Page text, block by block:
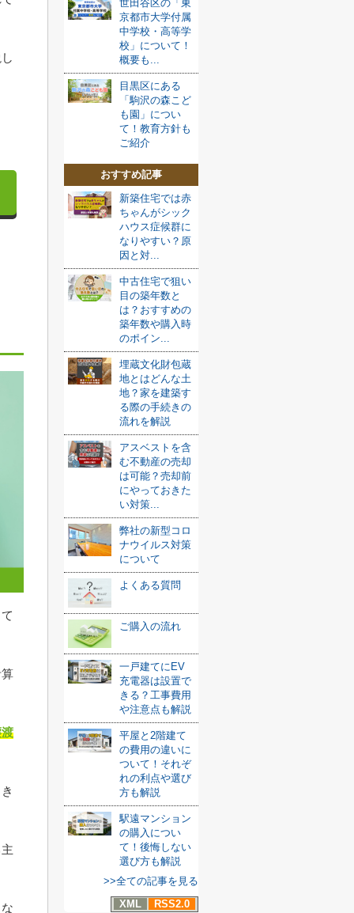
世田谷区の「東
京都市大学付属
中学校・高等学
校」について！
概要も...
目黒区にある
「駒沢の森こど
も園」につい
て！教育方針も
ご紹介
おすすめ記事
新築住宅では赤
ちゃんがシック
ハウス症候群に
なりやすい？原
因と対...
中古住宅で狙い
目の築年数と
は？おすすめの
築年数や購入時
のポイン...
埋蔵文化財包蔵
地とはどんな土
地？家を建築す
る際の手続きの
流れを解説
アスベストを含
む不動産の売却
は可能？売却前
にやっておきた
い対策...
弊社の新型コロ
ナウイルス対策
について
よくある質問
ご購入の流れ
一戸建てにEV
充電器は設置で
きる？工事費用
や注意点も解説
平屋と2階建て
の費用の違いに
ついて！それぞ
れの利点や選び
方も解説
駅遠マンション
の購入につい
て！後悔しない
選び方も解説
>>全ての記事を見る
XML
RSS2.0